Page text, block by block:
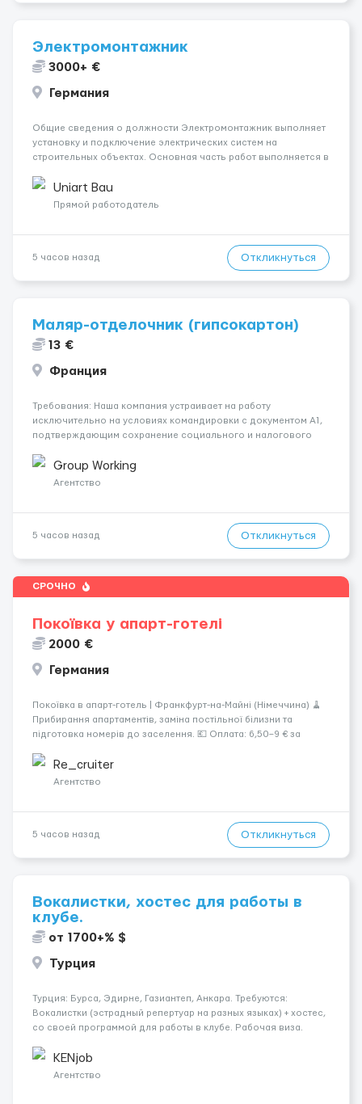
Электромонтажник
3000+ €
Германия
Общие сведения о должности Электромонтажник выполняет
установку и подключение электрических систем на
строительных объектах. Основная часть работ выполняется в
делаем только для профессионалов с доказательным
портфолио Обязанности ...
Uniart Bau
Прямой работодатель
5 часов назад Откликнуться
Маляр-отделочник (гипсокартон)
13 €
Франция
Требования: Наша компания устраивает на работу
исключительно на условиях командировки с документом A1,
подтверждающим сохранение социального и налогового
A1 могут получить граждане стран с упрощенным доступом к
рынку труда ЕС (Укра...
Group Working
Агентство
5 часов назад Откликнуться
СРОЧНО
Покоївка у апарт-готелі
2000 €
Германия
Покоївка в апарт-готель | Франкфурт-на-Майні (Німеччина) 🧹
Прибирання апартаментів, заміна постільної білизни та
підготовка номерів до заселення. 💶 Оплата: 6,50–9 € за
близько 2000 € на місяць (після вирахув...
Re_cruiter
Агентство
5 часов назад Откликнуться
Вокалистки, хостес для работы в
клубе.
от 1700+% $
Турция
Турция: Бурса, Эдирне, Газиантеп, Анкара. Требуются:
Вокалистки (эстрадный репертуар на разных языках) + хостеc,
со своей программой для работы в клубе. Рабочая виза.
одного до трех месяцев. Мед. страховка. Высокая зарплат...
KENjob
Агентство